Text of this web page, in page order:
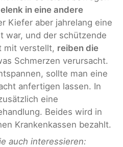
in eine andere
Kiefer aber jahrelang eine
war, und der schützende
mit verstellt, reiben die
Schmerzen verursacht.
sollte man eine
anfertigen lassen. In
eine
Beides wird in
Krankenkassen bezahlt.
auch interessieren: